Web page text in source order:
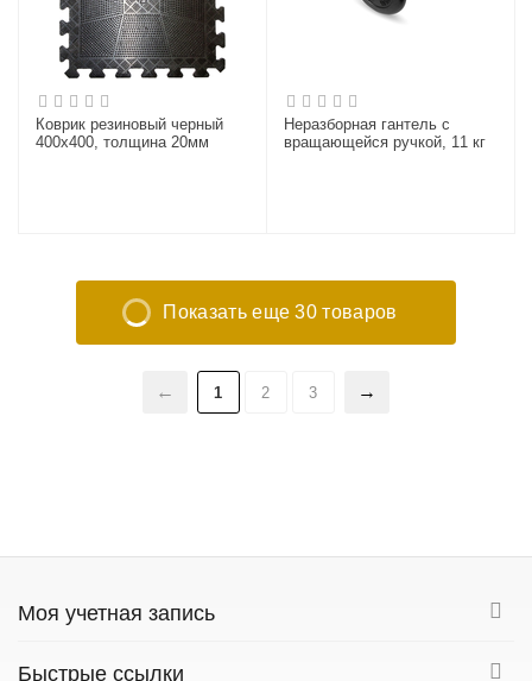
Коврик резиновый черный
400х400, толщина 20мм
Неразборная гантель c
вращающейся ручкой, 11 кг
Показать еще 30 товаров
1 2 3
Моя учетная запись
Быстрые ссылки